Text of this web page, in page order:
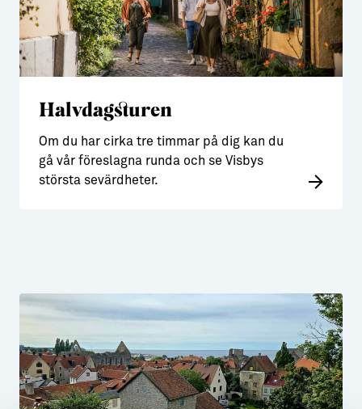
Halvdagsturen
Om du har cirka tre timmar på dig kan du
gå vår föreslagna runda och se Visbys
största sevärdheter.